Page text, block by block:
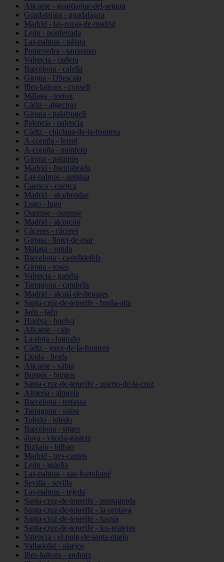
Alicante - guardamar-del-segura
Guadalajara - guadalajara
Madrid - las-rozas-de-madrid
León - ponferrada
Las-palmas - pájara
Pontevedra - sanxenxo
Valencia - cullera
Barcelona - calella
Girona - l39escala
Illes-balears - consell
Málaga - torrox
Cádiz - algeciras
Girona - palafrugell
Palencia - palencia
Cádiz - chiclana-de-la-frontera
A-coruña - ferrol
A-coruña - monfero
Girona - palamós
Madrid - fuenlabrada
Las-palmas - antigua
Cuenca - cuenca
Madrid - alcobendas
Lugo - lugo
Ourense - ourense
Madrid - alcorcón
Cáceres - cáceres
Girona - lloret-de-mar
Málaga - ronda
Barcelona - castelldefels
Girona - roses
Valencia - gandia
Tarragona - cambrils
Madrid - alcalá-de-henares
Santa-cruz-de-tenerife - breña-alta
Jaén - jaén
Huelva - huelva
Alicante - calp
La-rioja - logroño
Cádiz - jerez-de-la-frontera
Lleida - lleida
Alicante - xàbia
Burgos - burgos
Santa-cruz-de-tenerife - puerto-de-la-cruz
Almería - almería
Barcelona - terrassa
Tarragona - salou
Toledo - toledo
Barcelona - sitges
álava - vitoria-gasteiz
Bizkaia - bilbao
Madrid - tres-cantos
León - igüeña
Las-palmas - san-bartolomé
Sevilla - sevilla
Las-palmas - tejeda
Santa-cruz-de-tenerife - puntagorda
Santa-cruz-de-tenerife - la-orotava
Santa-cruz-de-tenerife - fasnia
Santa-cruz-de-tenerife - los-realejos
Valencia - el-puig-de-santa-maría
Valladolid - alaejos
Illes-balears - andratx